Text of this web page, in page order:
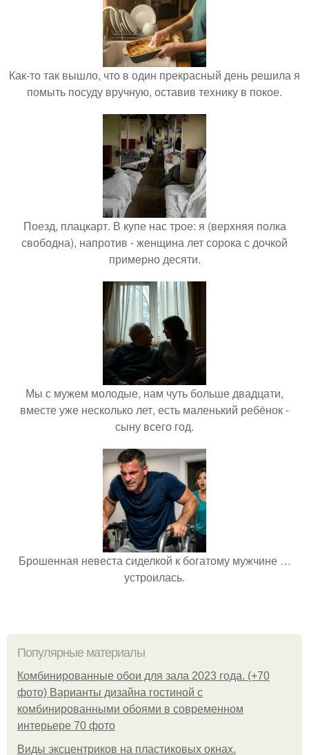
Как-то так вышло, что в один прекрасный день решила я
помыть посуду вручную, оставив технику в покое.
Поезд, плацкарт. В купе нас трое: я (верхняя полка
свободна), напротив - женщина лет сорока с дочкой
примерно десяти.
Мы с мужем молодые, нам чуть больше двадцати,
вместе уже несколько лет, есть маленький ребёнок -
сыну всего год.
Брошенная невеста сиделкой к богатому мужчине …
устроилась.
Популярные материалы
Комбинированные обои для зала 2023 года. (+70
фото) Варианты дизайна гостиной с
комбинированными обоями в современном
интерьере 70 фото
Виды эксцентриков на пластиковых окнах.